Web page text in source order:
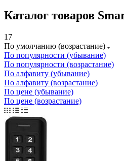
Каталог товаров
17
По умолчанию (возрастание)
По популярности (убывание)
По популярности (возрастание)
По алфавиту (убывание)
По алфавиту (возрастание)
По цене (убывание)
По цене (возрастание)